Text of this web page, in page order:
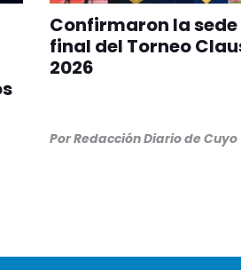
Confirmaron la sede
final del Torneo
2026
PorRedacción Diario de Cuyo